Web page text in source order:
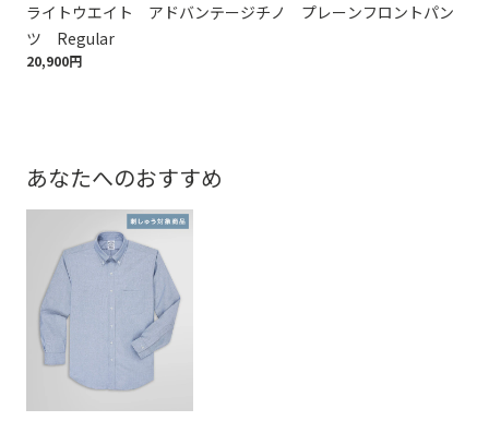
ライトウエイト アドバンテージチノ プレーンフロントパン
ツ Regular
20,900円
あなたへのおすすめ